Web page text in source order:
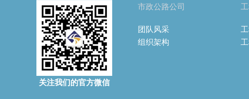
关注我们的官方微信
市政公路公司
团队风采
组织架构